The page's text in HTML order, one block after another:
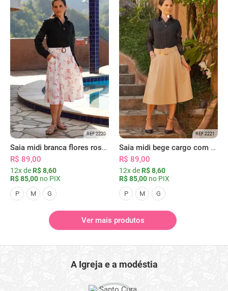
REF 2220
Saia midi branca flores rosas com bolsos
R$ 89,00
12x de R$ 8,60
R$ 85,00 no PIX
P M G
REF 2221
Saia midi bege cargo com bolsos
R$ 89,00
12x de R$ 8,60
R$ 85,00 no PIX
P M G
Ver mais produtos
A Igreja e a modéstia